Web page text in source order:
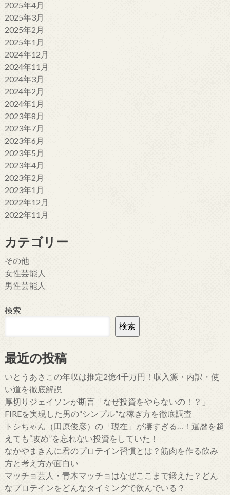
2025年4月
2025年3月
2025年2月
2025年1月
2024年12月
2024年11月
2024年3月
2024年2月
2024年1月
2023年8月
2023年7月
2023年6月
2023年5月
2023年4月
2023年2月
2023年1月
2022年12月
2022年11月
カテゴリー
その他
女性芸能人
男性芸能人
検索
検索
最近の投稿
いとうあさこの年収は推定2億4千万円！収入源・内訳・使
い道を徹底解説
厚切りジェイソンが断言「なぜ投資をやらないの！？」
FIREを実現した男の“シンプル”な稼ぎ方を徹底調査
トシちゃん（田原俊彦）の「現在」が凄すぎる…！還暦を超
えても“攻め”を忘れない投資をしていた！
なかやまきんに君のプロテイン習慣とは？筋肉を作る飲み
方と考え方が面白い
マッチョ芸人・青木マッチョはなぜここまで鍛えた？どん
なプロテインをどんなタイミングで飲んでいる？